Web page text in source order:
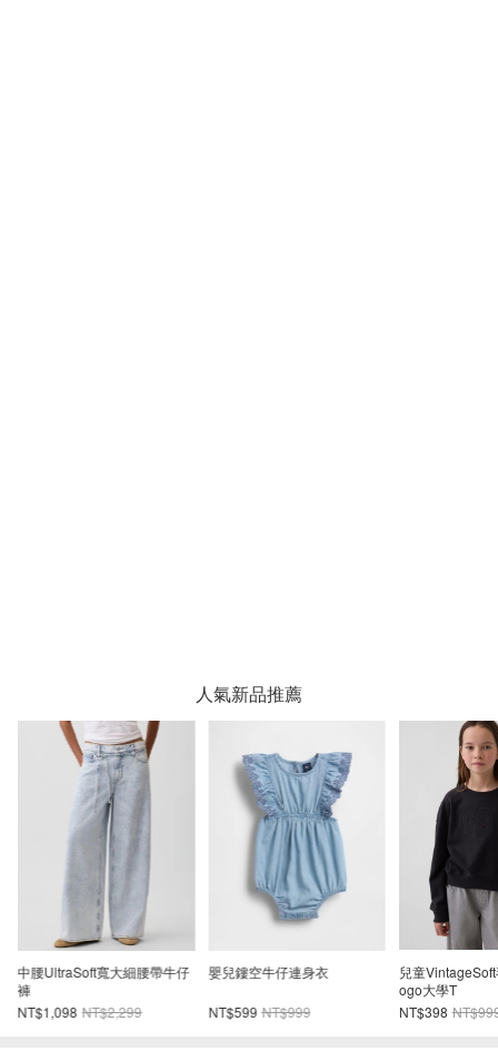
人氣新品推薦
中腰UltraSoft寬大細腰帶牛仔
褲
NT$1,098 NT$2,299
嬰兒鏤空牛仔連身衣
NT$599 NT$999
兒童
ogo大學T
NT$398